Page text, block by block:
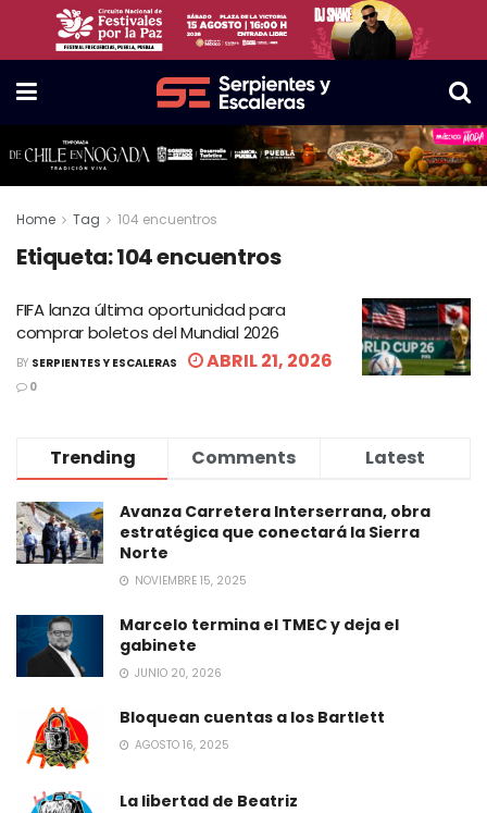
Home Tag 104 encuentros
Etiqueta:104 encuentros
FIFA lanza última oportunidad para
comprar boletos del Mundial 2026
BY SERPIENTES Y ESCALERAS ABRIL 21, 2026
0
Trending Comments Latest
Avanza Carretera Interserrana, obra
estratégica que conectará la Sierra
Norte
NOVIEMBRE 15, 2025
Marcelo termina el TMEC y deja el
gabinete
JUNIO 20, 2026
Bloquean cuentas a los Bartlett
AGOSTO 16, 2025
La libertad de Beatriz